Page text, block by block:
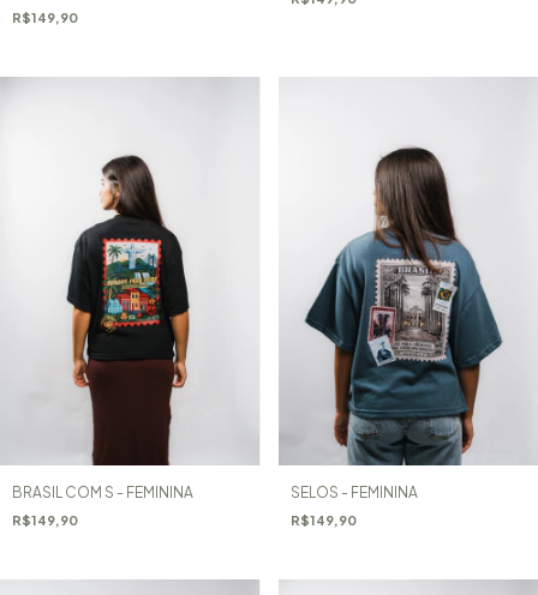
R$149,90
BRASIL COM S - FEMININA
R$149,90
SELOS - FEMININA
R$149,90